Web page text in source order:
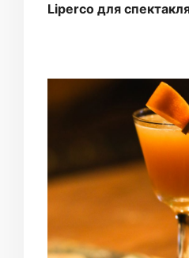
Liperco для